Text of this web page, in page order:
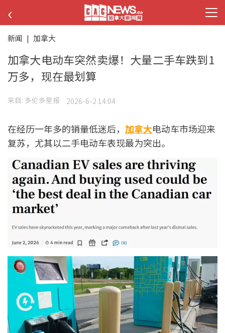
‹
新闻 | 加拿大
加拿大电动车突然卖爆！大量二手车跌到1
万多，现在最划算
来自: 多伦多星报 2026-6-2 14:04
在经历一年多的销量低迷后， 加拿大电动车市场迎来
复苏，尤其以二手电动车表现最为突出。